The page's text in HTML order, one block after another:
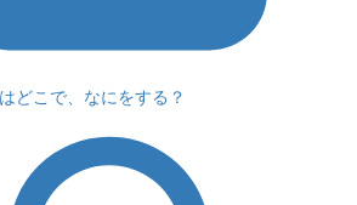
どこで、なにをする？